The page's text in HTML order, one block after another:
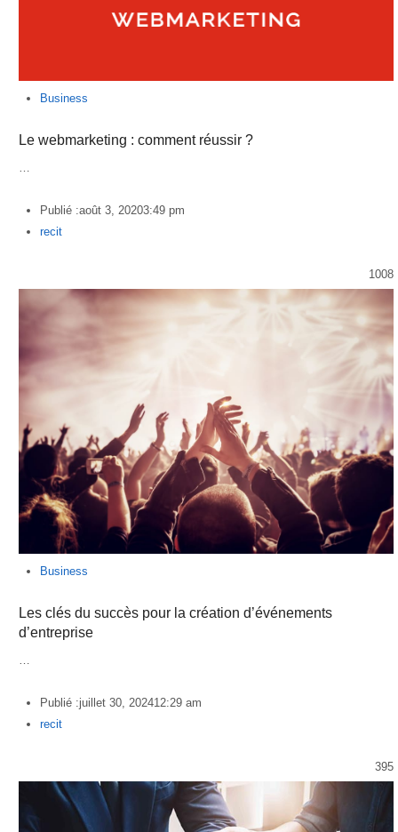
Business
Le webmarketing : comment réussir ?
…
Publié :août 3, 20203:49 pm
Author
recit
1008
Business
Les clés du succès pour la création d’événements
d’entreprise
Publié :juillet 30, 202412:29 am
Author
recit
395